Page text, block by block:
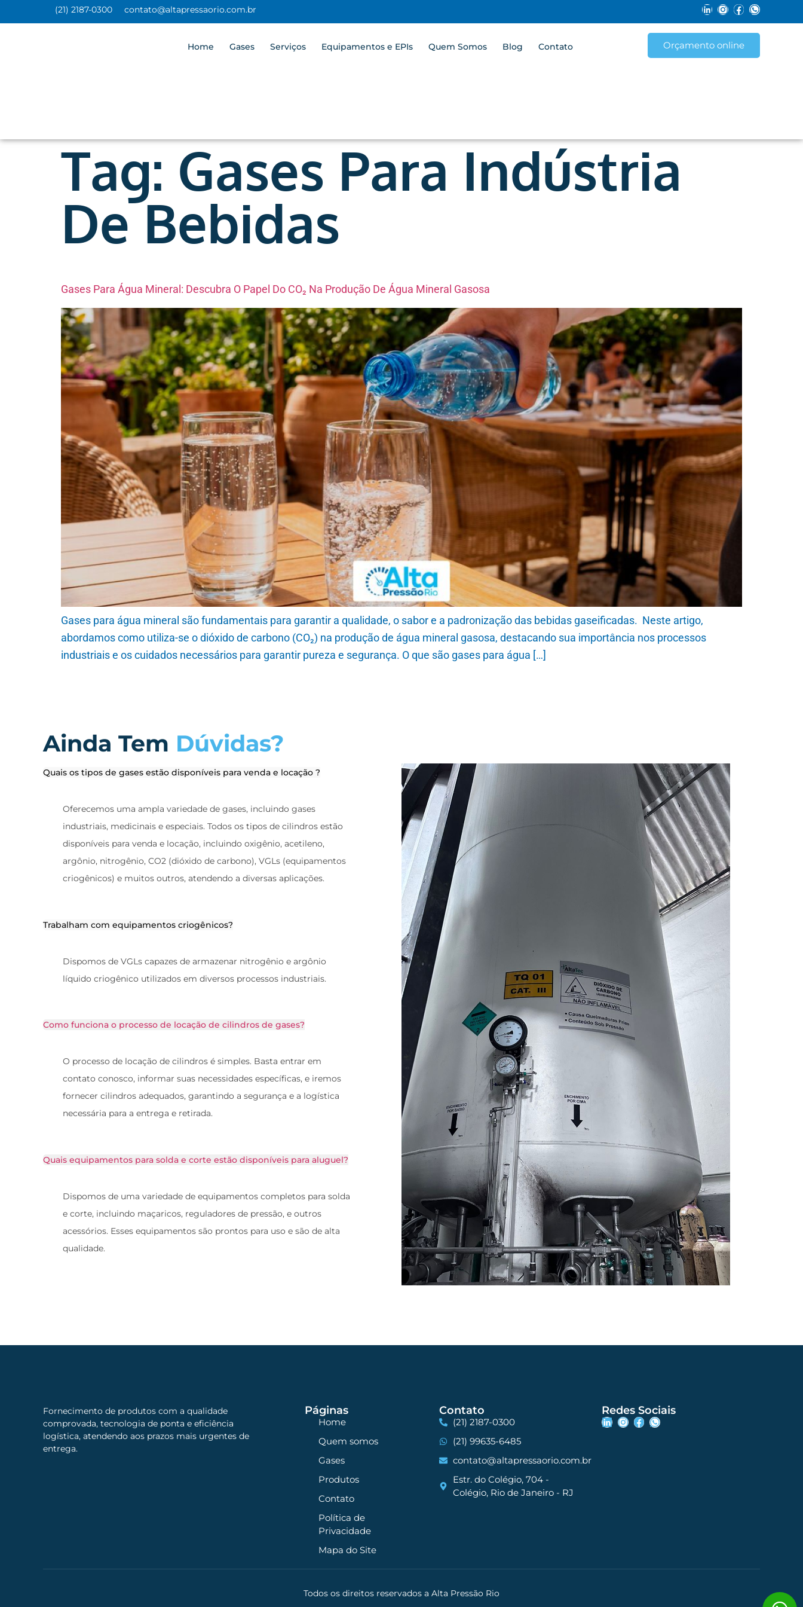
(21) 2187-0300 contato@altapressaorio.com.br
Home Gases Serviços Equipamentos e EPIs Quem Somos Blog Contato Orçamento online
Tag: Gases Para Indústria
De Bebidas
Gases Para Água Mineral: Descubra O Papel Do CO₂ Na Produção De Água Mineral Gasosa
Gases para água mineral são fundamentais para garantir a qualidade, o sabor e a padronização das bebidas gaseificadas. Neste artigo,
abordamos como utiliza-se o dióxido de carbono (CO₂) na produção de água mineral gasosa, destacando sua importância nos processos
industriais e os cuidados necessários para garantir pureza e segurança. O que são gases para água […]
Ainda Tem Dúvidas?
Quais os tipos de gases estão disponíveis para venda e locação ?
Oferecemos uma ampla variedade de gases, incluindo gases
industriais, medicinais e especiais. Todos os tipos de cilindros estão
disponíveis para venda e locação, incluindo oxigênio, acetileno,
argônio, nitrogênio, CO2 (dióxido de carbono), VGLs (equipamentos
criogênicos) e muitos outros, atendendo a diversas aplicações.
Trabalham com equipamentos criogênicos?
Dispomos de VGLs capazes de armazenar nitrogênio e argônio
líquido criogênico utilizados em diversos processos industriais.
Como funciona o processo de locação de cilindros de gases?
O processo de locação de cilindros é simples. Basta entrar em
contato conosco, informar suas necessidades específicas, e iremos
fornecer cilindros adequados, garantindo a segurança e a logística
necessária para a entrega e retirada.
Quais equipamentos para solda e corte estão disponíveis para aluguel?
Dispomos de uma variedade de equipamentos completos para solda
e corte, incluindo maçaricos, reguladores de pressão, e outros
acessórios. Esses equipamentos são prontos para uso e são de alta
qualidade.
Fornecimento de produtos com a qualidade
comprovada, tecnologia de ponta e eficiência
logística, atendendo aos prazos mais urgentes de
entrega.
Páginas
Home
Quem somos
Gases
Produtos
Contato
Política de
Privacidade
Mapa do Site
Contato
(21) 2187-0300
(21) 99635-6485
contato@altapressaorio.com.br
Estr. do Colégio, 704 -
Colégio, Rio de Janeiro - RJ
Redes Sociais
Todos os direitos reservados a Alta Pressão Rio